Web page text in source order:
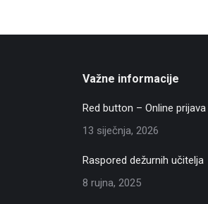
Važne informacije
Red button – Online prijava
13 siječnja, 2026
Raspored dežurnih učitelja
8 rujna, 2025